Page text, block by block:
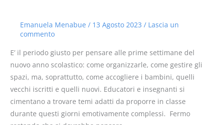
Emanuela Menabue / 13 Agosto 2023 / Lascia un
commento
E’ il periodo giusto per pensare alle prime settimane del
nuovo anno scolastico: come organizzarle, come gestire gli
spazi, ma, soprattutto, come accogliere i bambini, quelli
vecchi iscritti e quelli nuovi. Educatori e insegnanti si
cimentano a trovare temi adatti da proporre in classe
durante questi giorni emotivamente complessi. Fermo